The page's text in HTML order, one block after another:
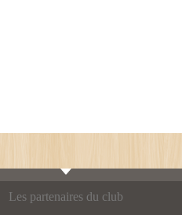
Les partenaires du club